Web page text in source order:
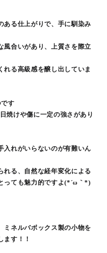
ある仕上がりで、手に馴染み
風合いがあり、上質さを際立
れる高級感を醸し出していま
す
焼けや傷に一定の強さがあり
入れがいらないのが有難いん
れる、自然な経年変化による
っても魅力的ですよ(*´ω｀*)
ミネルバボックス製の小物を
ます！！